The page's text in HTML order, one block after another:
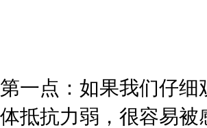
第一点：如果我们仔
体抵抗力弱，很容易